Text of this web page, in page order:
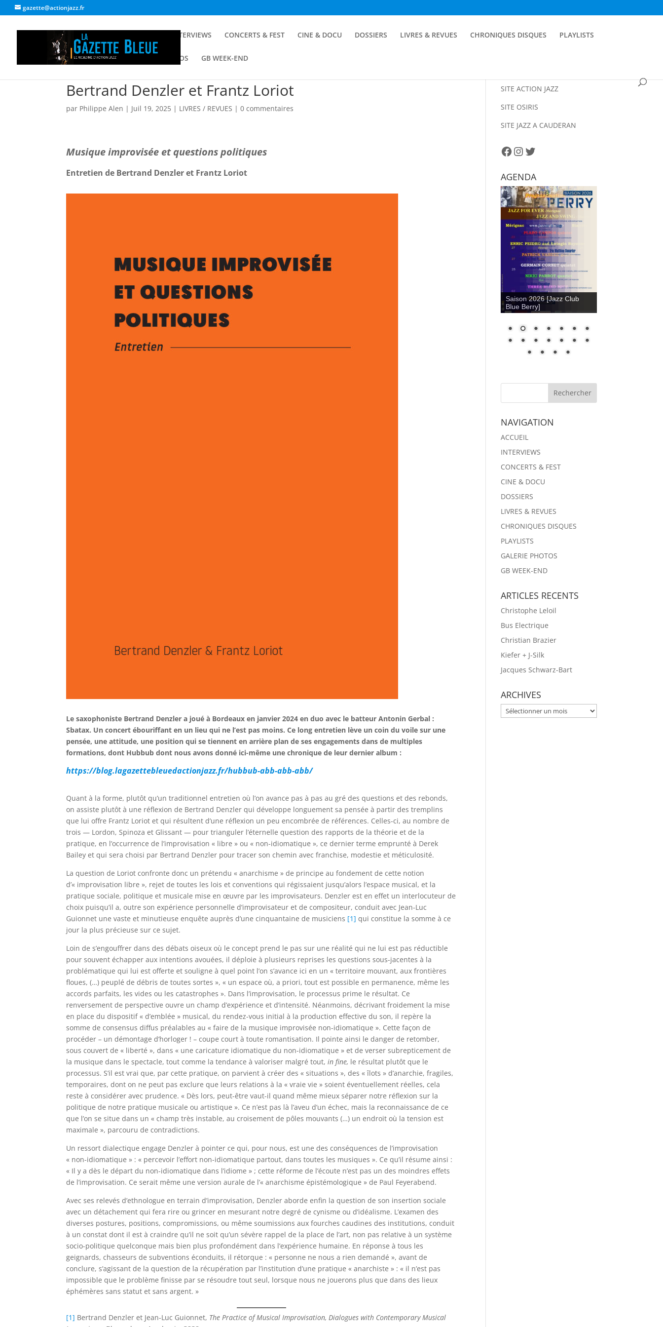
gazette@actionjazz.fr
INTERVIEWS CONCERTS & FEST CINE & DOCU DOSSIERS LIVRES & REVUES CHRONIQUES DISQUES PLAYLISTS
GALERIE PHOTOS GB WEEK-END
Bertrand Denzler et Frantz Loriot
par Philippe Alen | Juil 19, 2025 | LIVRES / REVUES |0 commentaires
Musique improvisée et questions politiques
Entretien de Bertrand Denzler et Frantz Loriot
Le saxophoniste Bertrand Denzler a joué à Bordeaux en janvier 2024 en duo avec le batteur Antonin Gerbal :
Sbatax. Un concert ébouriffant en un lieu qui ne l’est pas moins. Ce long entretien lève un coin du voile sur une
pensée, une attitude, une position qui se tiennent en arrière plan de ses engagements dans de multiples
formations, dont Hubbub dont nous avons donné ici-même une chronique de leur dernier album :
https://blog.lagazettebleuedactionjazz.fr/hubbub-abb-abb-abb/
Quant à la forme, plutôt qu’un traditionnel entretien où l’on avance pas à pas au gré des questions et des rebonds,
on assiste plutôt à une réflexion de Bertrand Denzler qui développe longuement sa pensée à partir des tremplins
que lui offre Frantz Loriot et qui résultent d’une réflexion un peu encombrée de références. Celles-ci, au nombre de
trois — Lordon, Spinoza et Glissant — pour trianguler l’éternelle question des rapports de la théorie et de la
pratique, en l’occurrence de l’improvisation « libre » ou « non-idiomatique », ce dernier terme emprunté à Derek
Bailey et qui sera choisi par Bertrand Denzler pour tracer son chemin avec franchise, modestie et méticulosité.
La question de Loriot confronte donc un prétendu « anarchisme » de principe au fondement de cette notion
d’« improvisation libre », rejet de toutes les lois et conventions qui régissaient jusqu’alors l’espace musical, et la
pratique sociale, politique et musicale mise en œuvre par les improvisateurs. Denzler est en effet un interlocuteur de
choix puisqu’il a, outre son expérience personnelle d’improvisateur et de compositeur, conduit avec Jean-Luc
Guionnet une vaste et minutieuse enquête auprès d’une cinquantaine de musiciens [1] qui constitue la somme à ce
jour la plus précieuse sur ce sujet.
Loin de s’engouffrer dans des débats oiseux où le concept prend le pas sur une réalité qui ne lui est pas réductible
pour souvent échapper aux intentions avouées, il déploie à plusieurs reprises les questions sous-jacentes à la
problématique qui lui est offerte et souligne à quel point l’on s’avance ici en un « territoire mouvant, aux frontières
floues, (…) peuplé de débris de toutes sortes », « un espace où, a priori, tout est possible en permanence, même les
accords parfaits, les vides ou les catastrophes ». Dans l’improvisation, le processus prime le résultat. Ce
renversement de perspective ouvre un champ d’expérience et d’intensité. Néanmoins, décrivant froidement la mise
en place du dispositif « d’emblée » musical, du rendez-vous initial à la production effective du son, il repère la
somme de consensus diffus préalables au « faire de la musique improvisée non-idiomatique ». Cette façon de
procéder – un démontage d’horloger ! – coupe court à toute romantisation. Il pointe ainsi le danger de retomber,
sous couvert de « liberté », dans « une caricature idiomatique du non-idiomatique » et de verser subrepticement de
la musique dans le spectacle, tout comme la tendance à valoriser malgré tout,in fine, le résultat plutôt que le
processus. S’il est vrai que, par cette pratique, on parvient à créer des « situations », des « îlots » d’anarchie, fragiles,
temporaires, dont on ne peut pas exclure que leurs relations à la « vraie vie » soient éventuellement réelles, cela
reste à considérer avec prudence. « Dès lors, peut-être vaut-il quand même mieux séparer notre réflexion sur la
politique de notre pratique musicale ou artistique ». Ce n’est pas là l’aveu d’un échec, mais la reconnaissance de ce
que l’on se situe dans un « champ très instable, au croisement de pôles mouvants (…) un endroit où la tension est
maximale », parcouru de contradictions.
Un ressort dialectique engage Denzler à pointer ce qui, pour nous, est une des conséquences de l’improvisation
« non-idiomatique » : « percevoir l’effort non-idiomatique partout, dans toutes les musiques ». Ce qu’il résume ainsi :
« Il y a dès le départ du non-idiomatique dans l’idiome » ; cette réforme de l’écoute n’est pas un des moindres effets
de l’improvisation. Ce serait même une version aurale de l’« anarchisme épistémologique » de Paul Feyerabend.
Avec ses relevés d’ethnologue en terrain d’improvisation, Denzler aborde enfin la question de son insertion sociale
avec un détachement qui fera rire ou grincer en mesurant notre degré de cynisme ou d’idéalisme. L’examen des
diverses postures, positions, compromissions, ou même soumissions aux fourches caudines des institutions, conduit
à un constat dont il est à craindre qu’il ne soit qu’un sévère rappel de la place de l’art, non pas relative à un système
socio-politique quelconque mais bien plus profondément dans l’expérience humaine. En réponse à tous les
geignards, chasseurs de subventions éconduits, il rétorque : « personne ne nous a rien demandé », avant de
conclure, s’agissant de la question de la récupération par l’institution d’une pratique « anarchiste » : « il n’est pas
impossible que le problème finisse par se résoudre tout seul, lorsque nous ne jouerons plus que dans des lieux
éphémères sans statut et sans argent. »
[1] Bertrand Denzler et Jean-Luc Guionnet, The Practice of Musical Improvisation, Dialogues with Contemporary Musical
SITE ACTION JAZZ
SITE OSIRIS
SITE JAZZ A CAUDERAN
Facebook
Instagram
Twitter
AGENDA
Saison 2026 [Jazz Club
Blue Berry]
NAVIGATION
ACCUEIL
INTERVIEWS
CONCERTS & FEST
CINE & DOCU
DOSSIERS
LIVRES & REVUES
CHRONIQUES DISQUES
PLAYLISTS
GALERIE PHOTOS
GB WEEK-END
ARTICLES RECENTS
Christophe Leloil
Bus Electrique
Christian Brazier
Kiefer + J-Silk
Jacques Schwarz-Bart
ARCHIVES
ARCHIVES